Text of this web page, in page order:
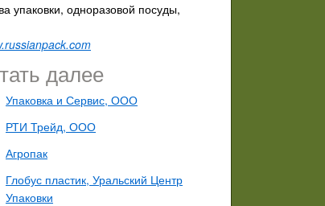
упаковки, одноразовой посуды,
далее
Упаковка и Сервис, ООО
РТИ Трейд, ООО
Агропак
Глобус пластик, Уральский Центр
Упаковки